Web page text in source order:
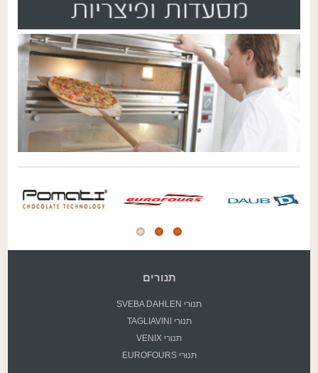
תנורים
תנורי SVEBA DAHLEN
תנורי TAGLIAVINI
תנורי VENIX
תנורי EUROFOURS